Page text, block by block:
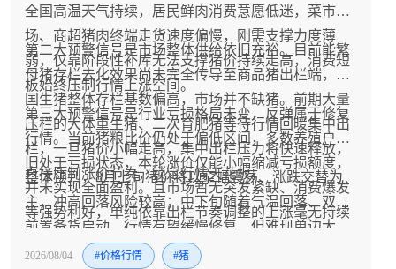
全国高温天气持续，居民鲜肉消费意愿低迷，菜市
场、商超猪肉终端走货速度偏慢，刚需支撑力度薄
弱，仅靠阶段性补库无法支撑猪价持续走高，消费短
板始终压制行情上涨空间。
第二大预警信号是市场整体供给依旧充裕。目前能繁
母猪存栏去化效果尚未完全传导至商品猪出栏端，全
国生猪整体存栏基数偏高，市场并不缺猪。前期大量
压栏的大体重生猪、二次育肥猪等待行情回暖集中出
栏，一旦猪价小幅走高，集中出栏压力将快速释放，
直接压制涨价节奏，锁定行情天花板。
第三大预警信号是行业亏损格局未变，反弹属于修复
行情。当前猪粮比价仍处于偏低区间，多数养殖户依
旧处于亏损状态，本轮涨价仅能小幅缩减亏损额度，
并未实现全面盈利。且市场暂无突发紧缺、消费爆发
等强势利好，单纯依靠出栏节奏调整的上涨毫无持续
整体预判，8月上旬猪价将以窄幅震荡、涨跌交替为
主，冲高回落风险较高；中下旬随着气温回落、双节
前置备货启动，行情有望缓慢修复，但难现单边大
涨。真正的趋势性上涨窗口，大概率集中在四季度消
2026/08/04 #价格行情 #猪